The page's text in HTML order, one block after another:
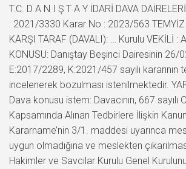
T.C. D A N I Ş T A Y İDARİ DAVA
: 2021/3330 Karar No : 2023/563 TEMYİZ
KARŞI TARAF (DAVALI): … Kurulu VEKİLİ :
KONUSU: Danıştay Beşinci Dairesinin
E:2017/2289, K:2021/457 sayılı kararının
incelenerek bozulması istenilmektedir.
Dava konusu istem: Davacının, 667 sayılı
Kapsamında Alınan Tedbirlere İlişkin
Kararname’nin 3/1. maddesi uyarınca
uygun olmadığına ve meslekten
Hakimler ve Savcılar Kurulu Genel